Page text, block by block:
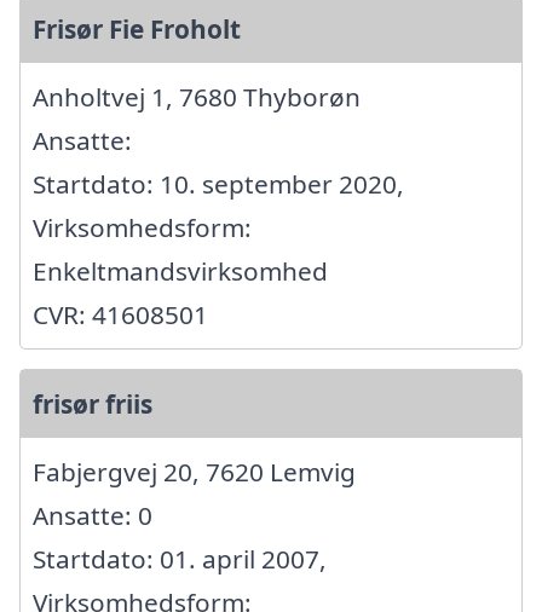
Frisør Fie Froholt
Anholtvej 1, 7680 Thyborøn
Ansatte:
Startdato: 10. september 2020,
Virksomhedsform:
Enkeltmandsvirksomhed
CVR: 41608501
frisør friis
Fabjergvej 20, 7620 Lemvig
Ansatte: 0
Startdato: 01. april 2007,
Virksomhedsform: